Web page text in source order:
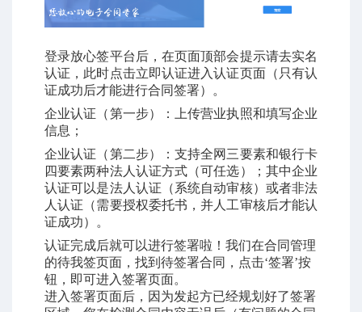
登录放心签平台后，在页面顶部会提示请去实名
认证，此时点击立即认证进入认证页面（只有认
证成功后才能进行合同签署）。
企业认证（第一步）：上传营业执照和填写企业
信息；
企业认证（第二步）：支持全网三要素和银行卡
四要素两种法人认证方式（可任选）；其中企业
认证可以是法人认证（系统自动审核）或者非法
人认证（需要授权委托书，并人工审核后才能认
证成功）。
认证完成后就可以进行签署啦！我们在合同管理
的待我签页面，找到待签署合同，点击‘签署’按
钮，即可进入签署页面。
进入签署页面后，因为发起方已经规划好了签署